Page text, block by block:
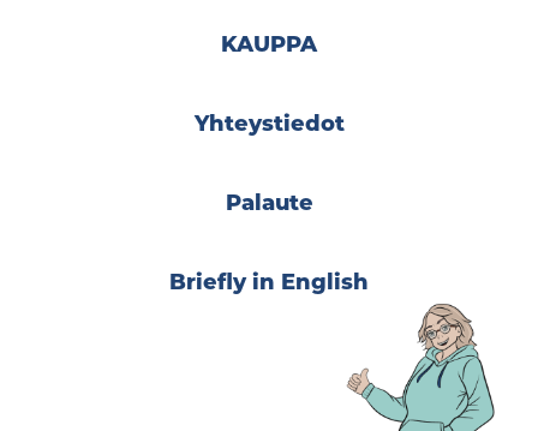
KAUPPA
Yhteystiedot
Palaute
Briefly in English